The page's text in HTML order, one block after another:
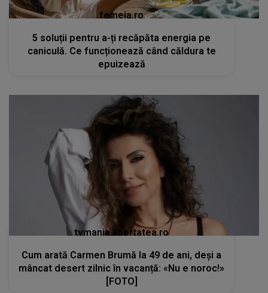
femeia.ro
5 soluții pentru a-ți recăpăta energia pe
caniculă. Ce funcționează când căldura te
epuizează
tvmania.libertatea.ro
Cum arată Carmen Brumă la 49 de ani, deși a
mâncat desert zilnic în vacanță: «Nu e noroc!»
[FOTO]